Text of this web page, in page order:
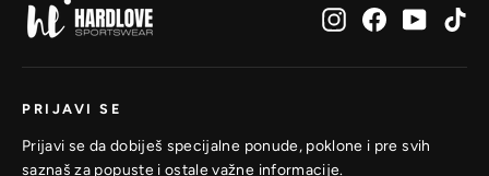
InstagramFacebook
PRIJAVI SE
Prijavi se da dobiješ specijalne ponude, poklone i pre svih
saznaš za popuste i ostale važne informacije.